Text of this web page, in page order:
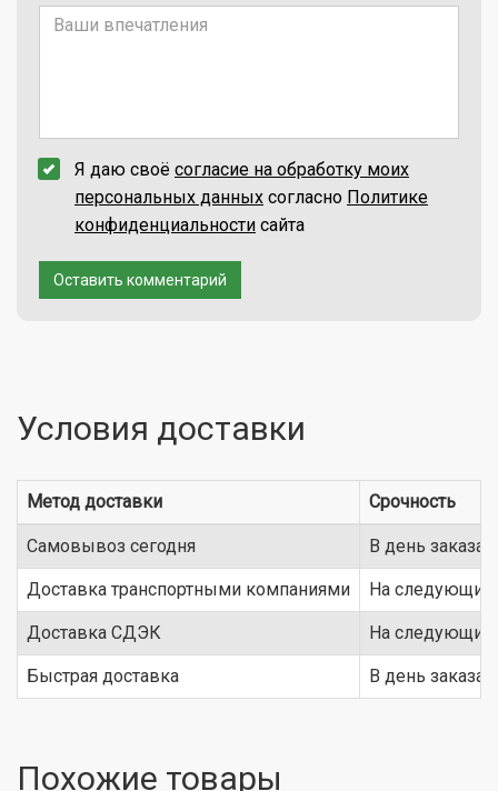
Я даю своё согласие на обработку моих
персональных данных согласно Политике
конфиденциальности сайта
Оставить комментарий
Условия доставки
Метод доставки Срочность
Самовывоз сегодня В день заказа
Доставка транспортными компаниями На следующий
Доставка СДЭК На следующий
Быстрая доставка В день заказа
Похожие товары